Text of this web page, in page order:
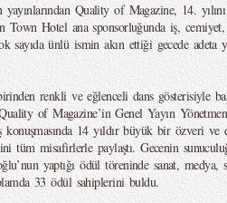
Quality of Magazine, 14.
Town Hotel ana sponsorluğunda iş,
sayıda ünlü ismin akın ettiği gecede adeta
renkli ve eğlenceli dans gösterisiyle
of Magazine’in Genel Yayın
konuşmasında 14 yıldır büyük bir özveri ve
tüm misafirlerle paylaştı. Gecenin
yaptığı ödül töreninde sanat, medya,
33 ödül sahiplerini buldu.